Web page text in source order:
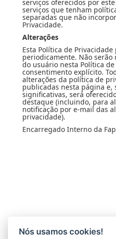
serviços oferecidos por
serviços que tenham
separadas que não
Privacidade.
Alterações
Esta Política de
periodicamente. Não
do usuário nesta Política
consentimento explícito.
alterações da política de
publicadas nesta página e,
significativas, será
destaque (incluindo, para
notificação por e-mail das
privacidade).
Encarregado Interno da
Nós usamos cookies!